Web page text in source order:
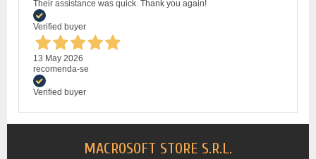
Their assistance was quick. Thank you again!
Verified buyer
13 May 2026
recomenda-se
Verified buyer
MACROSOFT STORE S.R.L.